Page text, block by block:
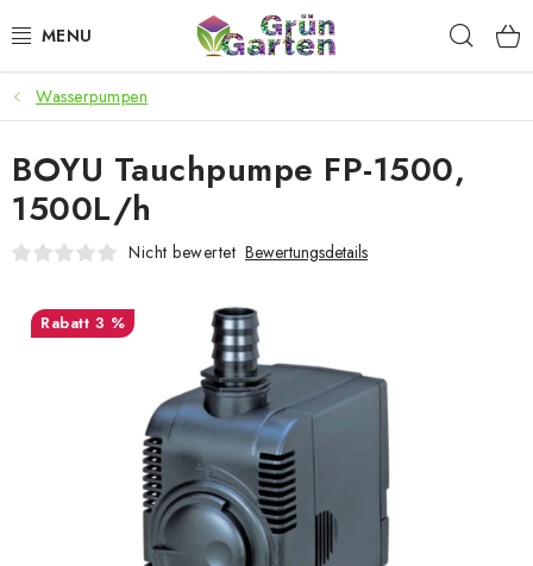
Inhalt
ANGEBOTE
LED PFLANZENLAMPEN
ANBAUBEDARF FÜR DEN HEIMANBAU
SMARTER GARTEN
Geschäftsbewertung Kaufberatung
Datenschutzerklärung Impressum
Wasserpumpen
BOYU Tauchpumpe FP-1500,
1500L/h
Nicht bewertet Bewertungsdetails
3 %